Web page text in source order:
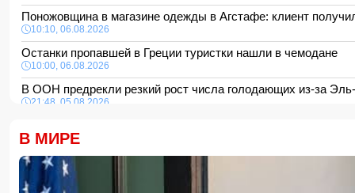
Поножовщина в магазине одежды в Агстафе: клиент
10:10, 06.08.2026
Останки пропавшей в Греции туристки нашли в чемодане
10:00, 06.08.2026
В ООН предрекли резкий рост числа голодающих из-за
21:48, 05.08.2026
21:28, 05.08.2026
Мушфиг Алескерли: Новые правила регулирования
цифровую правовую среду
21:16, 05.08.2026
В МИРЕ